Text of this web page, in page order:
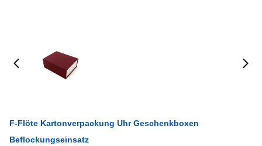
F-Flöte Kartonverpackung Uhr Geschenkboxen
Beflockungseinsatz